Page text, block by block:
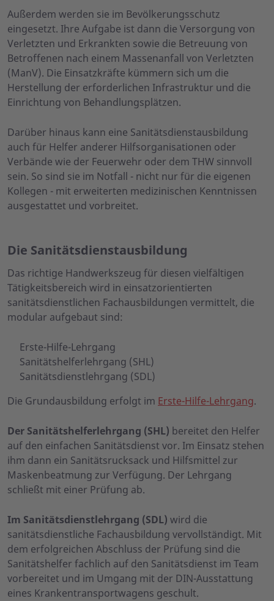
Außerdem werden sie im Bevölkerungsschutz
eingesetzt. Ihre Aufgabe ist dann die Versorgung von
Verletzten und Erkrankten sowie die Betreuung von
Betroffenen nach einem Massenanfall von Verletzten
(ManV). Die Einsatzkräfte kümmern sich um die
Herstellung der erforderlichen Infrastruktur und die
Einrichtung von Behandlungsplätzen.
Darüber hinaus kann eine Sanitätsdienstausbildung
auch für Helfer anderer Hilfsorganisationen oder
Verbände wie der Feuerwehr oder dem THW sinnvoll
sein. So sind sie im Notfall - nicht nur für die eigenen
Kollegen - mit erweiterten medizinischen Kenntnissen
ausgestattet und vorbreitet.
Die Sanitätsdienstausbildung
Das richtige Handwerkszeug für diesen vielfältigen
Tätigkeitsbereich wird in einsatzorientierten
sanitätsdienstlichen Fachausbildungen vermittelt, die
modular aufgebaut sind:
Erste-Hilfe-Lehrgang
Sanitätshelferlehrgang (SHL)
Sanitätsdienstlehrgang (SDL)
Die Grundausbildung erfolgt im Erste-Hilfe-Lehrgang.
Der Sanitätshelferlehrgang (SHL) bereitet den Helfer
auf den einfachen Sanitätsdienst vor. Im Einsatz stehen
ihm dann ein Sanitätsrucksack und Hilfsmittel zur
Maskenbeatmung zur Verfügung. Der Lehrgang
schließt mit einer Prüfung ab.
Im Sanitätsdienstlehrgang (SDL) wird die
sanitätsdienstliche Fachausbildung vervollständigt. Mit
dem erfolgreichen Abschluss der Prüfung sind die
Sanitätshelfer fachlich auf den Sanitätsdienst im Team
vorbereitet und im Umgang mit der DIN-Ausstattung
eines Krankentransportwagens geschult.